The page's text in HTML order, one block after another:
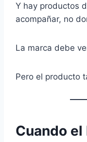
Y hay productos
acompañar, no
La marca debe
Pero el producto
Cuando